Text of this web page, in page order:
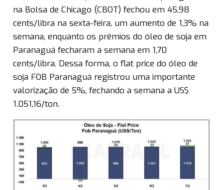
na Bolsa de Chicago (CBOT) fechou em 45,98
cents/libra na sexta-feira, um aumento de 1,3% na
semana, enquanto os prêmios do óleo de soja em
Paranaguá fecharam a semana em 1,70
cents/libra. Dessa forma, o flat price do óleo de
soja FOB Paranaguá registrou uma importante
valorização de 5%, fechando a semana a US$
1.051,16/ton.